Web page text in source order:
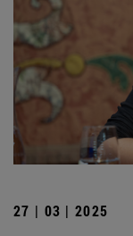
27 | 03 | 2025